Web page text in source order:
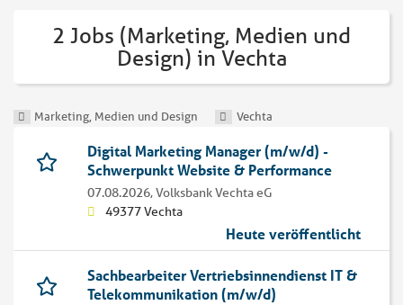
2 Jobs (Marketing, Medien und
Design) in Vechta
Marketing, Medien und Design Vechta
Digital Marketing Manager (m/w/d) -
Schwerpunkt Website & Performance
07.08.2026,Volksbank Vechta eG
49377 Vechta
Heute veröffentlicht
Sachbearbeiter Vertriebsinnendienst IT &
Telekommunikation (m/w/d)